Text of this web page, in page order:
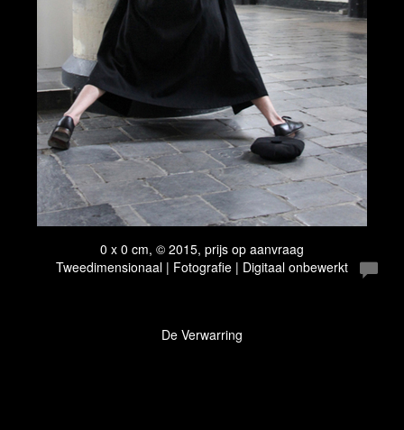
0 x 0 cm, © 2015, prijs op aanvraag
Tweedimensionaal | Fotografie | Digitaal onbewerkt
De Verwarring